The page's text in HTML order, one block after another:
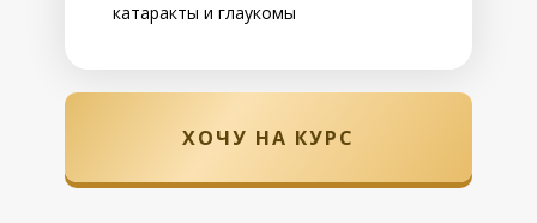
катаракты и глаукомы
ХОЧУ НА КУРС